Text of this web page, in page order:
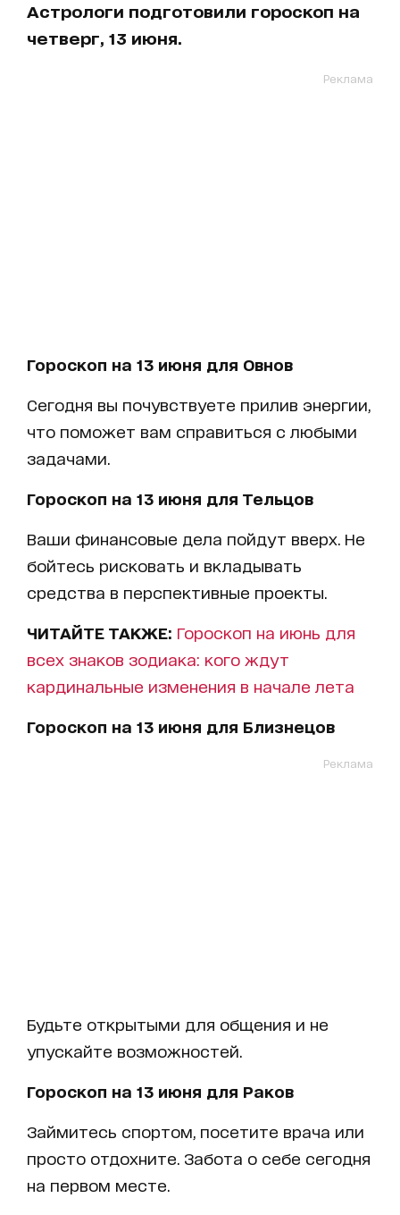
Астрологи подготовили гороскоп на
четверг, 13 июня.
Реклама
Гороскоп на 13 июня для Овнов
Сегодня вы почувствуете прилив энергии,
что поможет вам справиться с любыми
задачами.
Гороскоп на 13 июня для Тельцов
Ваши финансовые дела пойдут вверх. Не
бойтесь рисковать и вкладывать
средства в перспективные проекты.
ЧИТАЙТЕ ТАКЖЕ: Гороскоп на июнь для
всех знаков зодиака: кого ждут
кардинальные изменения в начале лета
Гороскоп на 13 июня для Близнецов
Реклама
Будьте открытыми для общения и не
упускайте возможностей.
Гороскоп на 13 июня для Раков
Займитесь спортом, посетите врача или
просто отдохните. Забота о себе сегодня
на первом месте.